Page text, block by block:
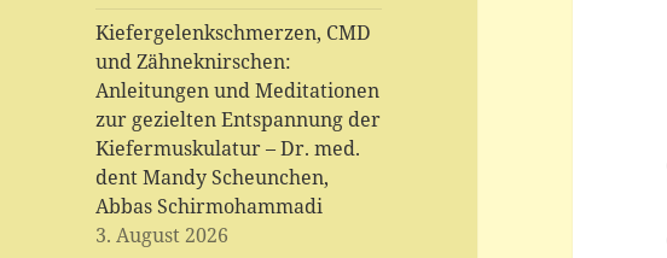
Kiefergelenkschmerzen, CMD
und Zähneknirschen:
Anleitungen und Meditationen
zur gezielten Entspannung der
Kiefermuskulatur – Dr. med.
dent Mandy Scheunchen,
Abbas Schirmohammadi
3. August 2026